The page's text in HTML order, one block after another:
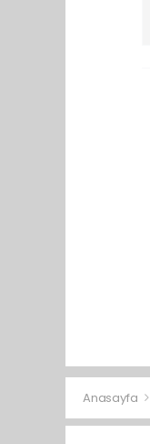
Anasayfa